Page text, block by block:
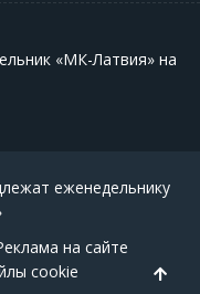
«МК-Латвия» на
еженедельнику
на сайте
cookie